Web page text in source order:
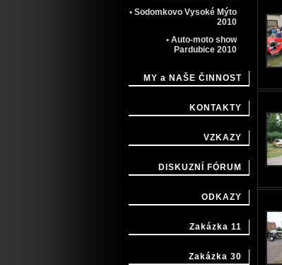
• Sodomkovo Vysoké Mýto
2010
• Auto-moto show
Pardubice 2010
MY a NAŠE ČINNOST
KONTAKTY
VZKAZY
DISKUZNÍ FÓRUM
ODKAZY
Zakázka 11
Zakázka 30